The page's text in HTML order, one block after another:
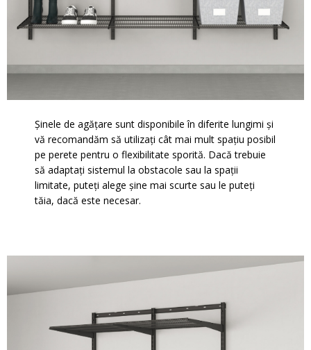
Șinele de agățare sunt disponibile în diferite lungimi și
vă recomandăm să utilizați cât mai mult spațiu posibil
pe perete pentru o flexibilitate sporită. Dacă trebuie
să adaptați sistemul la obstacole sau la spații
limitate, puteți alege șine mai scurte sau le puteți
tăia, dacă este necesar.